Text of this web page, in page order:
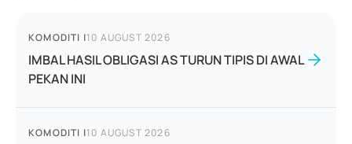
KOMODITI |10 AUGUST 2026
IMBAL HASIL OBLIGASI AS TURUN TIPIS DI AWAL
PEKAN INI
KOMODITI |10 AUGUST 2026